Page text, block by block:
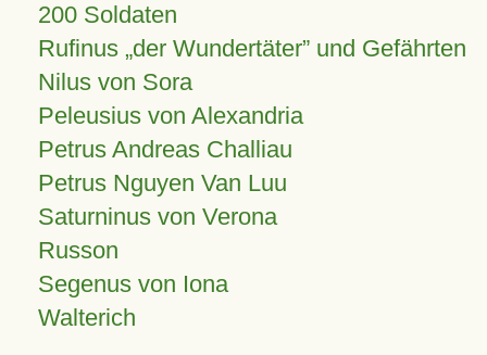
200 Soldaten
Rufinus „der Wundertäter” und Gefährten
Nilus von Sora
Peleusius von Alexandria
Petrus Andreas Challiau
Petrus Nguyen Van Luu
Saturninus von Verona
Russon
Segenus von Iona
Walterich